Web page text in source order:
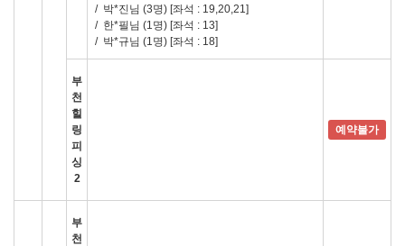
/ 박*진님 (3명) [좌석 : 19,20,21]
/ 한*필님 (1명) [좌석 : 13]
/ 박*규님 (1명) [좌석 : 18]
부
천
힐
링
피
싱
2
예약불가
부
천